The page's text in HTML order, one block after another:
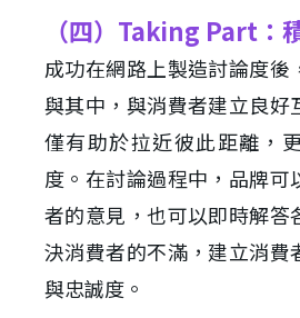
（四）Taking Part：
成功在網路上製造討論度後
與其中，與消費者建立良好
僅有助於拉近彼此距離，
度。在討論過程中，品牌可
者的意見，也可以即時解答
決消費者的不滿，建立消費
與忠誠度。